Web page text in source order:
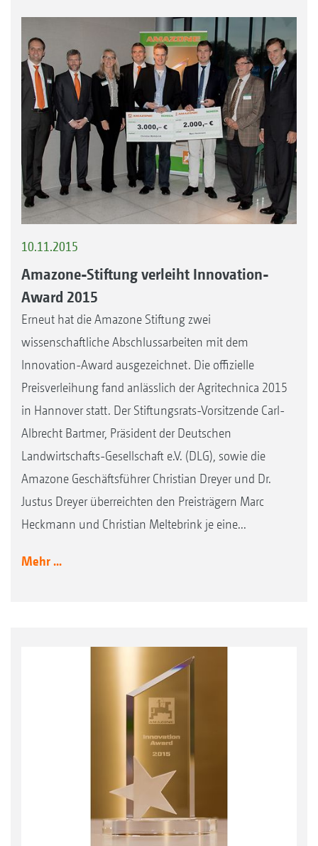
10.11.2015
Amazone-Stiftung verleiht Innovation-
Award 2015
Erneut hat die Amazone Stiftung zwei
wissenschaftliche Abschlussarbeiten mit dem
Innovation-Award ausgezeichnet. Die offizielle
Preisverleihung fand anlässlich der Agritechnica 2015
in Hannover statt. Der Stiftungsrats-Vorsitzende Carl-
Albrecht Bartmer, Präsident der Deutschen
Landwirtschafts-Gesellschaft e.V. (DLG), sowie die
Amazone Geschäftsführer Christian Dreyer und Dr.
Justus Dreyer überreichten den Preisträgern Marc
Heckmann und Christian Meltebrink je eine...
Mehr ...